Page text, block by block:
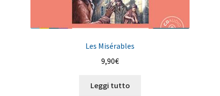
Les Misérables
9,90€
Leggi tutto